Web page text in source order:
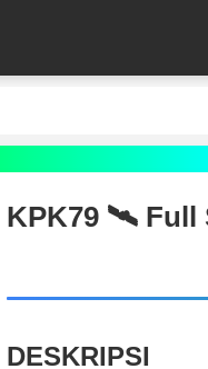
KPK79 🛰️‍ Full
DESKRIPSI